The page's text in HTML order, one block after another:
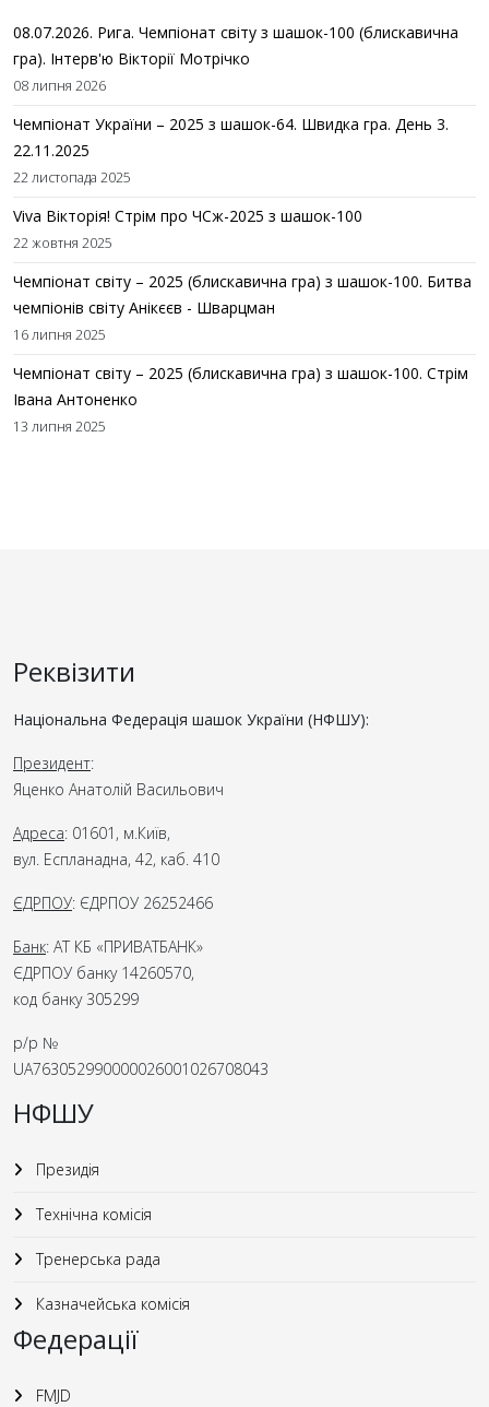
08.07.2026. Рига. Чемпіонат світу з шашок-100 (блискавична
гра). Інтерв'ю Вікторії Мотрічко
08 липня 2026
Чемпіонат України – 2025 з шашок-64. Швидка гра. День 3.
22.11.2025
22 листопада 2025
Viva Вікторія! Стрім про ЧСж-2025 з шашок-100
22 жовтня 2025
Чемпіонат світу – 2025 (блискавична гра) з шашок-100. Битва
чемпіонів світу Анікєєв - Шварцман
16 липня 2025
Чемпіонат світу – 2025 (блискавична гра) з шашок-100. Стрім
Івана Антоненко
13 липня 2025
Реквізити
Національна Федерація шашок України (НФШУ):
Президент:
Яценко Анатолій Васильович
Адреса: 01601, м.Київ,
вул. Еспланадна, 42, каб. 410
ЄДРПОУ: ЄДРПОУ 26252466
Банк: АТ КБ «ПРИВАТБАНК»
ЄДРПОУ банку 14260570,
код банку 305299
р/р №
UA763052990000026001026708043
НФШУ
Президія
Технічна комісія
Тренерська рада
Казначейська комісія
Федерації
FMJD